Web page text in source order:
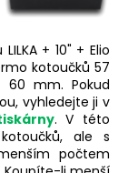
+ 10" + Elio
kotoučků 57
mm. Pokud
vyhledejte ji v
. V této
ale s
počtem